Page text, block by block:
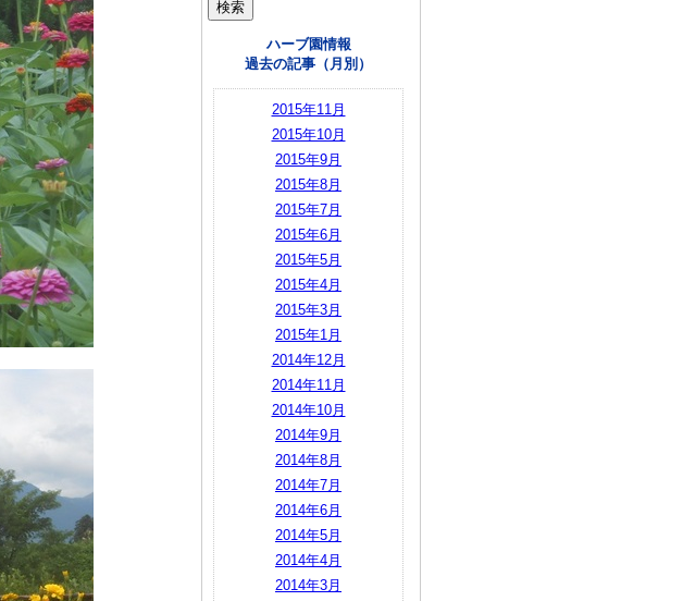
ハーブ園情報
過去の記事（月別）
2015年11月
2015年10月
2015年9月
2015年8月
2015年7月
2015年6月
2015年5月
2015年4月
2015年3月
2015年1月
2014年12月
2014年11月
2014年10月
2014年9月
2014年8月
2014年7月
2014年6月
2014年5月
2014年4月
2014年3月